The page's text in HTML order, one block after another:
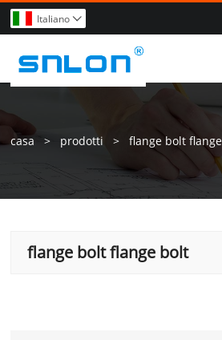
Italiano 
casa > prodotti > flange bolt
flange bolt flange bolt